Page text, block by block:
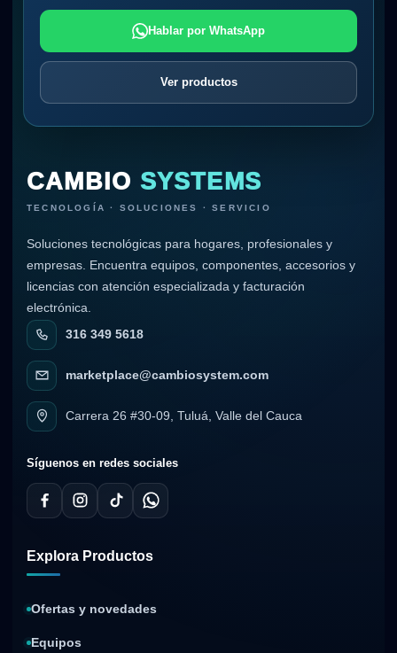
Hablar por WhatsApp
Ver productos
CAMBIO SYSTEMS
TECNOLOGÍA · SOLUCIONES · SERVICIO
Soluciones tecnológicas para hogares, profesionales y
empresas. Encuentra equipos, componentes, accesorios y
licencias con atención especializada y facturación
electrónica.
316 349 5618
marketplace@cambiosystem.com
Carrera 26 #30-09, Tuluá, Valle del Cauca
Síguenos en redes sociales
Explora Productos
Ofertas y novedades
Equipos